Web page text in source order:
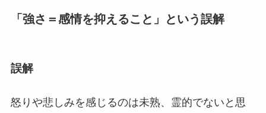
「強さ＝感情を抑えること」という誤解
誤解
怒りや悲しみを感じるのは未熟、霊的でないと思